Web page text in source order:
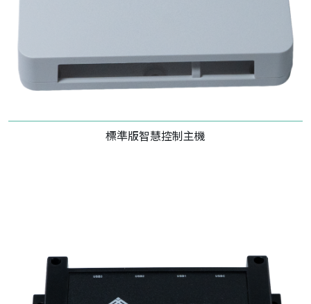
標準版智慧控制主機